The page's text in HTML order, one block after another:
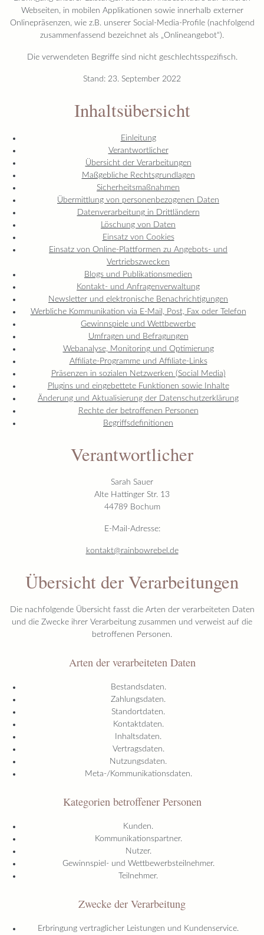
Webseiten, in mobilen Applikationen sowie innerhalb externer
Onlinepräsenzen, wie z.B. unserer Social-Media-Profile (nachfolgend
zusammenfassend bezeichnet als „Onlineangebot“).
Die verwendeten Begriffe sind nicht geschlechtsspezifisch.
Stand: 23. September 2022
Inhaltsübersicht
Einleitung
Verantwortlicher
Übersicht der Verarbeitungen
Maßgebliche Rechtsgrundlagen
Sicherheitsmaßnahmen
Übermittlung von personenbezogenen Daten
Datenverarbeitung in Drittländern
Löschung von Daten
Einsatz von Cookies
Einsatz von Online-Plattformen zu Angebots- und
Vertriebszwecken
Blogs und Publikationsmedien
Kontakt- und Anfragenverwaltung
Newsletter und elektronische Benachrichtigungen
Werbliche Kommunikation via E-Mail, Post, Fax oder Telefon
Gewinnspiele und Wettbewerbe
Umfragen und Befragungen
Webanalyse, Monitoring und Optimierung
Affiliate-Programme und Affiliate-Links
Präsenzen in sozialen Netzwerken (Social Media)
Plugins und eingebettete Funktionen sowie Inhalte
Änderung und Aktualisierung der Datenschutzerklärung
Rechte der betroffenen Personen
Begriffsdefinitionen
Verantwortlicher
Sarah Sauer
Alte Hattinger Str. 13
44789 Bochum
E-Mail-Adresse:
kontakt@rainbowrebel.de
Übersicht der Verarbeitungen
Die nachfolgende Übersicht fasst die Arten der verarbeiteten Daten
und die Zwecke ihrer Verarbeitung zusammen und verweist auf die
betroffenen Personen.
Arten der verarbeiteten Daten
Bestandsdaten.
Zahlungsdaten.
Standortdaten.
Kontaktdaten.
Inhaltsdaten.
Vertragsdaten.
Nutzungsdaten.
Meta-/Kommunikationsdaten.
Kategorien betroffener Personen
Kunden.
Kommunikationspartner.
Nutzer.
Gewinnspiel- und Wettbewerbsteilnehmer.
Teilnehmer.
Zwecke der Verarbeitung
Erbringung vertraglicher Leistungen und Kundenservice.